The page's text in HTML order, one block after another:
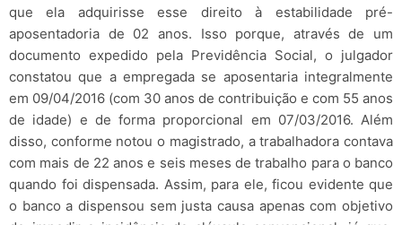
que ela adquirisse esse direito à estabilidade pré-
aposentadoria de 02 anos. Isso porque, através de um
documento expedido pela Previdência Social, o julgador
constatou que a empregada se aposentaria integralmente
em 09/04/2016 (com 30 anos de contribuição e com 55 anos
de idade) e de forma proporcional em 07/03/2016. Além
disso, conforme notou o magistrado, a trabalhadora contava
com mais de 22 anos e seis meses de trabalho para o banco
quando foi dispensada. Assim, para ele, ficou evidente que
o banco a dispensou sem justa causa apenas com objetivo